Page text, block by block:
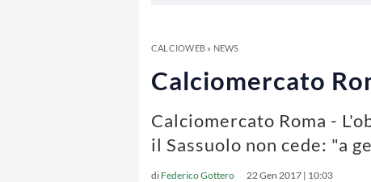
CALCIOWEB» NEWS
Calciomercato
Calciomercato Roma -
il Sassuolo non cede: "a
di Federico Gottero 22 Gen 2017 | 10:03